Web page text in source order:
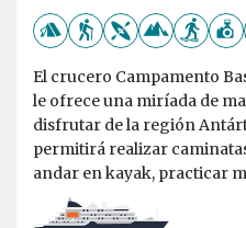
El crucero Campamento
le ofrece una miríada de
disfrutar de la región
permitirá realizar
andar en kayak, practicar